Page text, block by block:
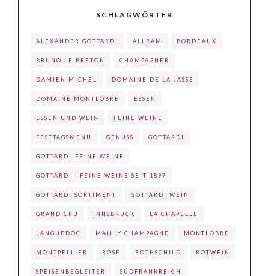
SCHLAGWÖRTER
ALEXANDER GOTTARDI ALLRAM BORDEAUX
BRUNO LE BRETON CHAMPAGNER
DAMIEN MICHEL DOMAINE DE LA JASSE
DOMAINE MONTLOBRE ESSEN
ESSEN UND WEIN FEINE WEINE
FESTTAGSMENÜ GENUSS GOTTARDI
GOTTARDI-FEINE WEINE
GOTTARDI - FEINE WEINE SEIT 1897
GOTTARDI SORTIMENT GOTTARDI WEIN
GRAND CRU INNSBRUCK LA CHAPELLE
LANGUEDOC MAILLY CHAMPAGNE MONTLOBRE
MONTPELLIER ROSÉ ROTHSCHILD ROTWEIN
SPEISENBEGLEITER SÜDFRANKREICH